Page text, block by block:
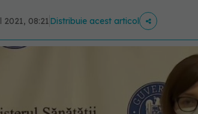
2021, 08:21Distribuie acest articol